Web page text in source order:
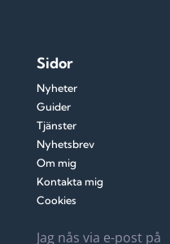
Sidor
Nyheter
Guider
Tjänster
Nyhetsbrev
Om mig
Kontakta mig
Cookies
Jag nås via e-post på